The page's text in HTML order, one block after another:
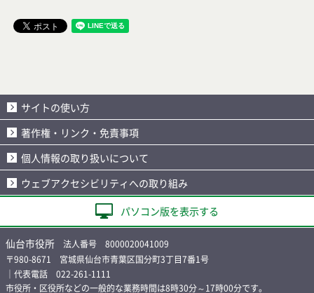
サイトの使い方
著作権・リンク・免責事項
個人情報の取り扱いについて
ウェブアクセシビリティへの取り組み
パソコン版を表示する
仙台市役所 法人番号 8000020041009
〒980-8671 宮城県仙台市青葉区国分町3丁目7番1号
｜代表電話 022-261-1111
市役所・区役所などの一般的な業務時間は8時30分～17時00分です。